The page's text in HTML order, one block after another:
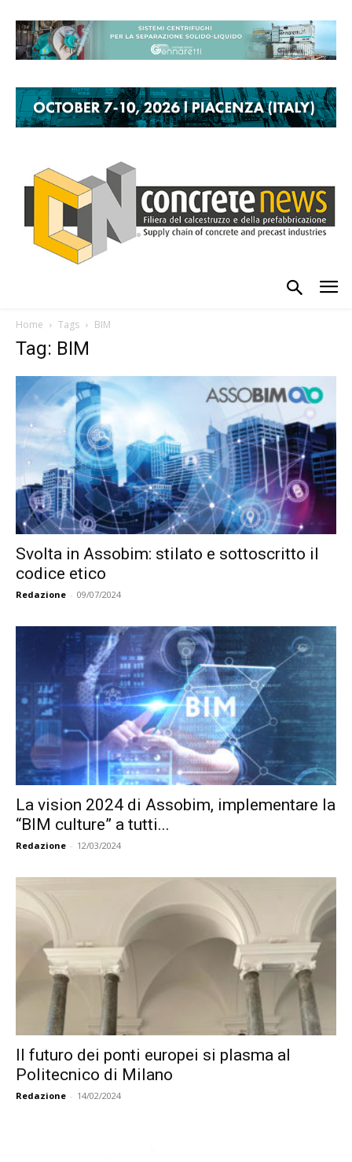
Home Tags BIM
Tag: BIM
Svolta in Assobim: stilato e sottoscritto il
codice etico
Redazione - 09/07/2024
La vision 2024 di Assobim, implementare la
“BIM culture” a tutti...
Redazione - 12/03/2024
Il futuro dei ponti europei si plasma al
Politecnico di Milano
Redazione - 14/02/2024